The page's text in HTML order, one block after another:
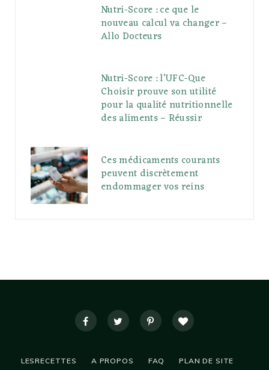
Nutri-Score : ce que le
nouveau calcul va changer –
Allo Docteurs
Nutri-Score : l’UFC-Que
Choisir prouve son utilité
pour la qualité nutritionnelle
des aliments – Réussir
Ces médicaments courants
peuvent discrètement
endommager vos reins
LESRECETTES A PROPOS FAQ PLAN DE SITE